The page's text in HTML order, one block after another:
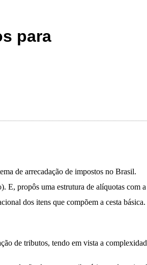
para
de arrecadação de impostos no Brasil.
propôs uma estrutura de alíquotas com
dos itens que compõem a cesta básica.
de tributos, tendo em vista a